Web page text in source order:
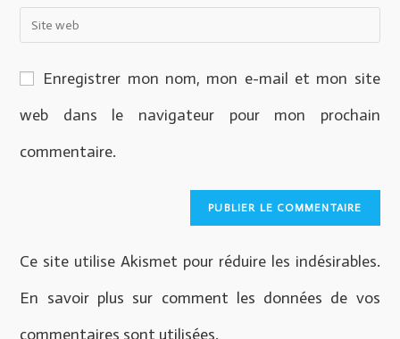
Enregistrer mon nom, mon e-mail et mon site
web dans le navigateur pour mon prochain
commentaire.
Ce site utilise Akismet pour réduire les indésirables.
En savoir plus sur comment les données de vos
commentaires sont utilisées.